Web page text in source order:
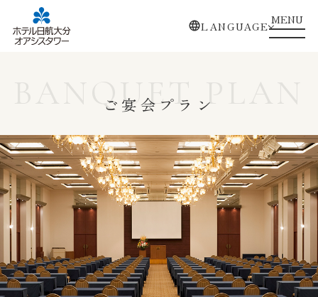
LANGUAGEMENU
BANQUET PLAN
ご宴会プラン